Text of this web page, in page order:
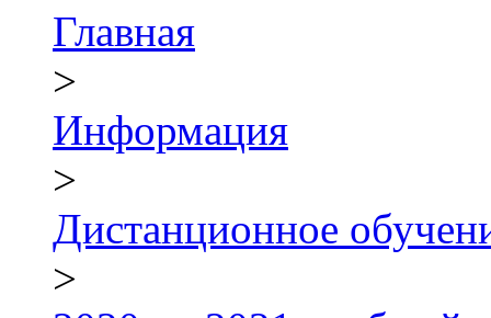
Главная
>
Информация
>
Дистанционное
>